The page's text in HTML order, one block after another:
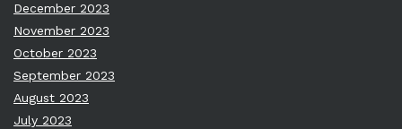
December 2023
November 2023
October 2023
September 2023
August 2023
July 2023